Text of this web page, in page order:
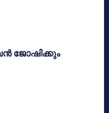
ജോഷിക്കും